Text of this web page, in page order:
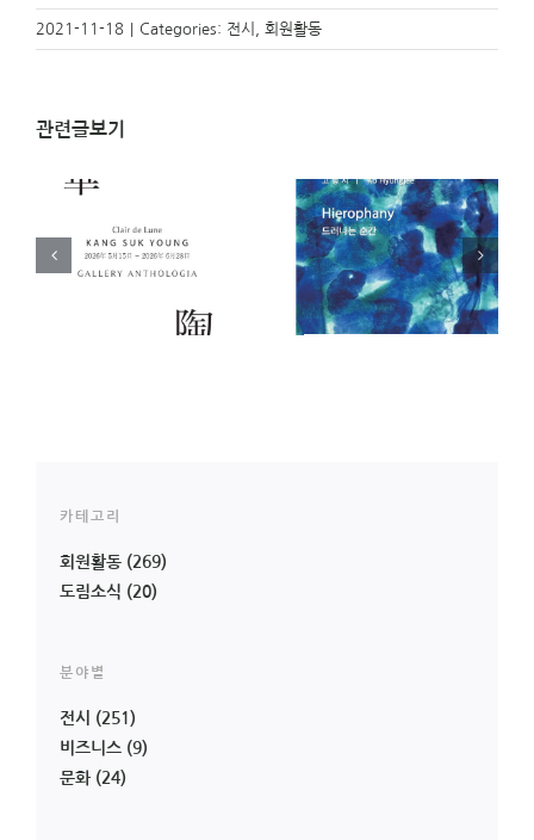
2021-11-18 Categories: 전시 회원활동
관련글보기
[전시 안내]
Hierophany 드러나는
[전시 안내] 아주 오래
된 오브제전 _ 오은교
(23기) 개인전
카테고리
회원활동 (269)
도림소식 (20)
분야별
전시
(251)
비즈니스 (9)
문화 (24)